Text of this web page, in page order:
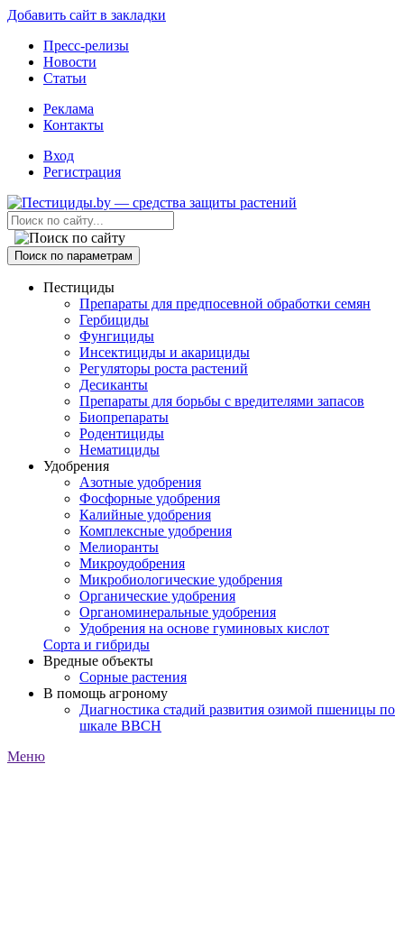
Добавить сайт в закладки
Пресс-релизы
Новости
Статьи
Реклама
Контакты
Вход
Регистрация
Поиск по параметрам
Пестициды
Препараты для предпосевной обработки семян
Гербициды
Фунгициды
Инсектициды и акарициды
Регуляторы роста растений
Десиканты
Препараты для борьбы с вредителями запасов
Биопрепараты
Родентициды
Нематициды
Удобрения
Азотные удобрения
Фосфорные удобрения
Калийные удобрения
Комплексные удобрения
Мелиоранты
Микроудобрения
Микробиологические удобрения
Органические удобрения
Органоминеральные удобрения
Удобрения на основе гуминовых кислот
Сорта и гибриды
Вредные объекты
Сорные растения
В помощь агроному
Диагностика стадий развития озимой пшеницы по
шкале ВВСН
Меню